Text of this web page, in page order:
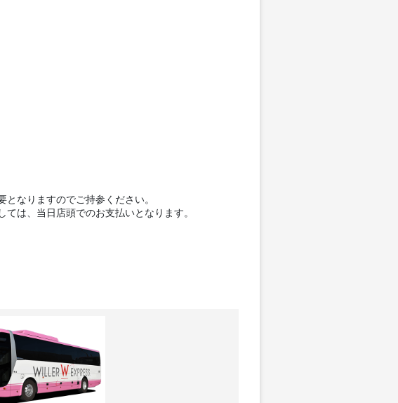
なりますのでご持参ください。
は、当日店頭でのお支払いとなります。